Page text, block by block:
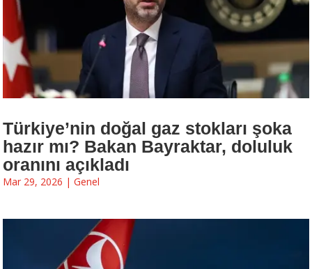
Türkiye’nin doğal gaz stokları şoka
hazır mı? Bakan Bayraktar, doluluk
oranını açıkladı
Mar 29, 2026 | Genel